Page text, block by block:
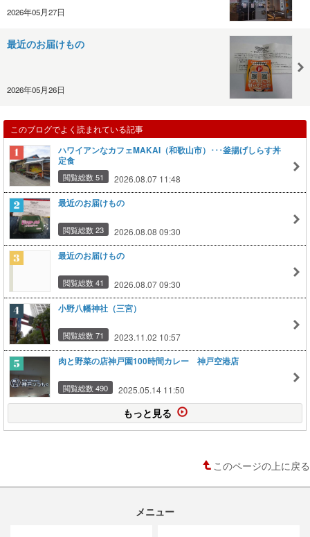
2026年05月27日
最近のお届けもの
2026年05月26日
このブログでよく読まれている記事
ハワイアンなカフェMAKAI（和歌山市）･･･釜揚げしらす丼
定食
閲覧総数 51 2026.08.07 11:48
最近のお届けもの
閲覧総数 23 2026.08.08 09:30
最近のお届けもの
閲覧総数 41 2026.08.07 09:30
小野八幡神社（三宮）
閲覧総数 71 2023.11.02 10:57
肉と野菜の店神戸園100時間カレー 神戸空港店
閲覧総数 490 2025.05.14 11:50
もっと見る
このページの上に戻る
メニュー